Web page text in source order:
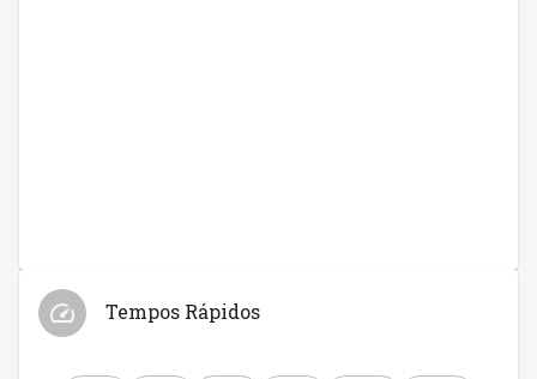
Tempos Rápidos